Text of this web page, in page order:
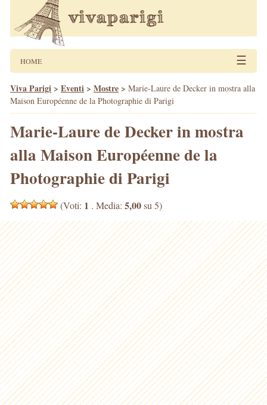
HOME ☰
Viva Parigi > Eventi > Mostre > Marie-Laure de Decker in mostra alla
Maison Européenne de la Photographie di Parigi
Marie-Laure de Decker in mostra
alla Maison Européenne de la
Photographie di Parigi
(Voti: 1 . Media: 5,00su 5)